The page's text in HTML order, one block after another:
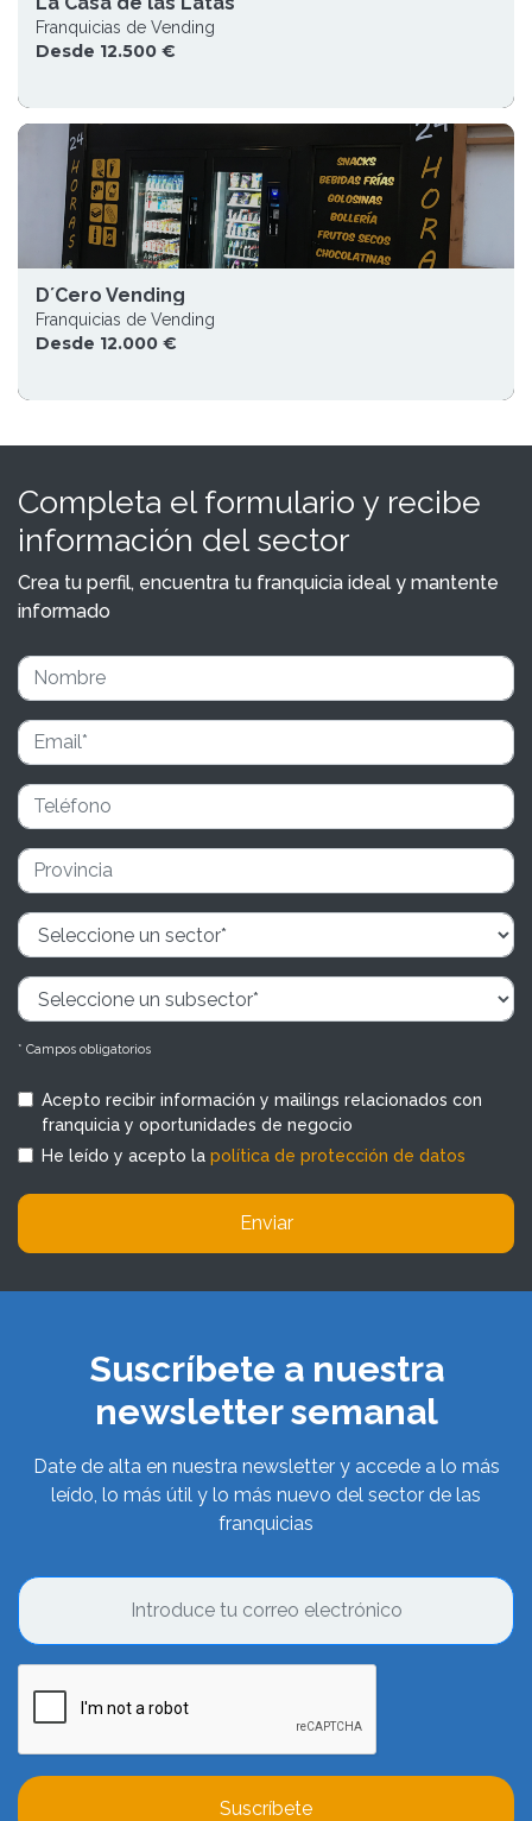
Franquicias de Vending
Desde 12.500 €
D´Cero Vending
Franquicias de Vending
Desde 12.000 €
Completa el formulario y recibe
información del sector
Crea tu perfil, encuentra tu franquicia ideal y mantente
informado
* Campos obligatorios
Acepto recibir información y mailings relacionados con
franquicia y oportunidades de negocio
He leído y acepto la política de protección de datos
Enviar
Suscríbete a nuestra
newsletter semanal
Date de alta en nuestra newsletter y accede a lo más
leído, lo más útil y lo más nuevo del sector de las
franquicias
Suscríbete